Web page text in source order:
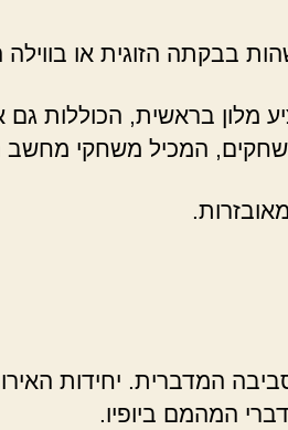
בבקתה הזוגית או
בראשית, הכוללות גם
המכיל משחקי מחשב
המדברית. יחידות
המהמם ביופיו.